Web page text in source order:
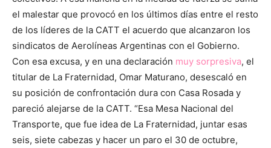
el malestar que provocó en los últimos días entre el resto
de los líderes de la CATT el acuerdo que alcanzaron los
sindicatos de Aerolíneas Argentinas con el Gobierno.
Con esa excusa, y en una declaración muy sorpresiva, el
titular de La Fraternidad, Omar Maturano, desescaló en
su posición de confrontación dura con Casa Rosada y
pareció alejarse de la CATT. “Esa Mesa Nacional del
Transporte, que fue idea de La Fraternidad, juntar esas
seis, siete cabezas y hacer un paro el 30 de octubre,